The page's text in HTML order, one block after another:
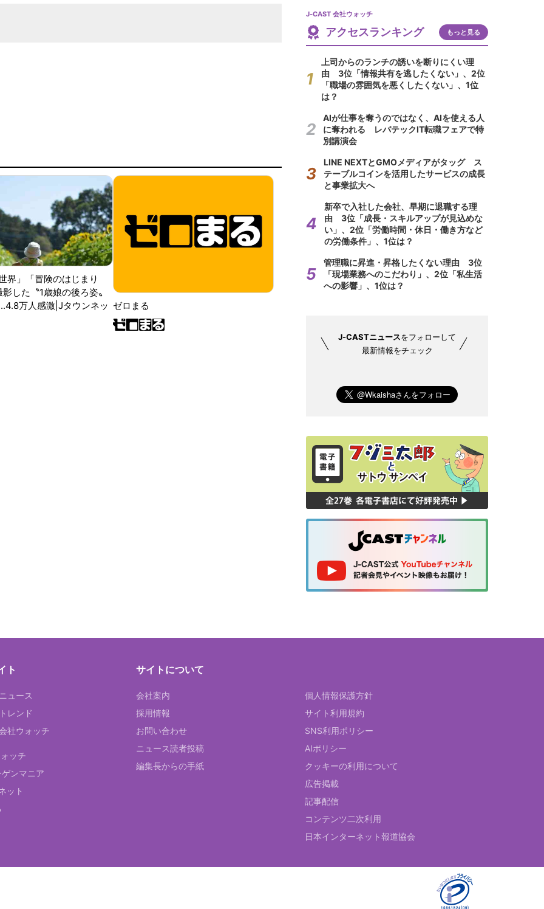
界」「冒険のはじまり
した〝1歳娘の後ろ姿〟
万人感激|Jタウンネッ ゼロまる
J-CAST 会社ウォッチ
アクセスランキング もっと見る
上司からのランチの誘いを断りにくい理
由 3位「情報共有を逃したくない」、2位
「職場の雰囲気を悪くしたくない」、1位
は？
AIが仕事を奪うのではなく、AIを使える人
に奪われる レバテックIT転職フェアで特
別講演会
LINE NEXTとGMOメディアがタッグ ス
テーブルコインを活用したサービスの成長
と事業拡大へ
新卒で入社した会社、早期に退職する理
由 3位「成長・スキルアップが見込めな
い」、2位「労働時間・休日・働き方など
の労働条件」、1位は？
管理職に昇進・昇格したくない理由 3位
「現場業務へのこだわり」、2位「私生活
への影響」、1位は？
J-CASTニュースをフォローして
最新情報をチェック
ト
ュース
レンド
社ウォッチ
ッチ
ンマニア
ット
サイトについて
会社案内
採用情報
お問い合わせ
ニュース読者投稿
編集長からの手紙
個人情報保護方針
サイト利用規約
SNS利用ポリシー
AIポリシー
クッキーの利用について
広告掲載
記事配信
コンテンツ二次利用
日本インターネット報道協会